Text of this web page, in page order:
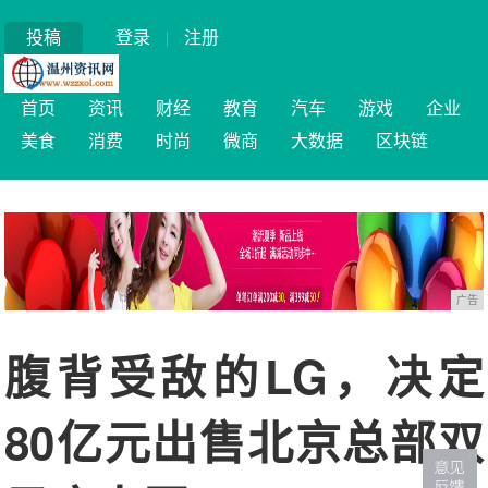
投稿 登录 | 注册
首页 资讯 财经 教育 汽车 游戏
企业
美食
消费 时尚 微商 大数据 区块链
广告
腹背受敌的LG，决定
80亿元出售北京总部双